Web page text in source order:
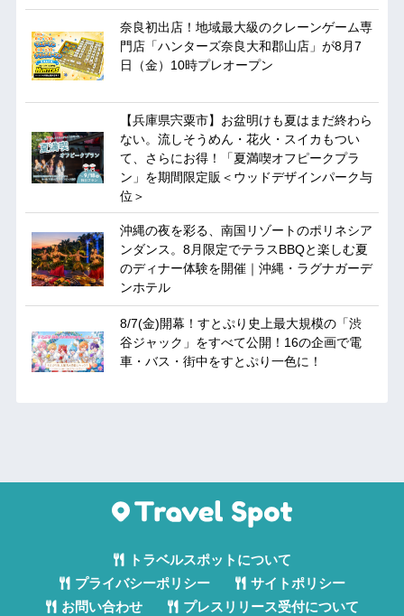
奈良初出店！地域最大級のクレーンゲーム専
門店「ハンターズ奈良大和郡山店」が8月7
日（金）10時プレオープン
【兵庫県宍粟市】お盆明けも夏はまだ終わら
ない。流しそうめん・花火・スイカもつい
て、さらにお得！「夏満喫オフピークプラ
ン」を期間限定販＜ウッドデザインパーク与
位＞
沖縄の夜を彩る、南国リゾートのポリネシア
ンダンス。8月限定でテラスBBQと楽しむ夏
のディナー体験を開催｜沖縄・ラグナガーデ
ンホテル
8/7(金)開幕！すとぷり史上最大規模の「渋
谷ジャック」をすべて公開！16の企画で電
車・バス・街中をすとぷり一色に！
トラベルスポットについて
プライバシーポリシー
サイトポリシー
お問い合わせ
プレスリリース受付について